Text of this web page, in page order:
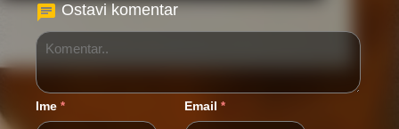
Ostavi komentar
Ime * Email *